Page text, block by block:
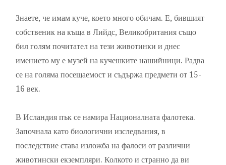
Знаете, че имам куче, което много обичам. Е, бившият
собственик на къща в Лийдс, Великобритания също
бил голям почитател на тези животинки и днес
имението му е музей на кучешките нашийници. Радва
се на голяма посещаемост и съдържа предмети от 15-
16 век.
В Исландия пък се намира Националната фалотека.
Започнала като биологични изследвания, в
последствие става изложба на фалоси от различни
животински екземпляри. Колкото и странно да ви